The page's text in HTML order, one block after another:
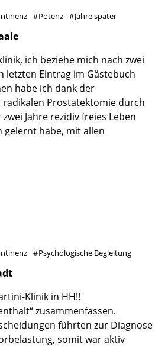
werden soll und wozu das
ein Thema werden und
etwas gefunden was mir
sich unendlich Mühe. Mein
Prof. Dr. Steuber.
Potenz Jahre später
ich beziehe mich nach zwei
letzten Eintrag im Gästebuch
habe ich dank der
Prostatektomie durch
Jahre rezidiv freies Leben
gelernt habe, mit allen
wie lokal begrenztem
Erektionsschwäche in sehr
keine
beruflichen Tätigkeit und für
Heilungserfolge.
Psychologische Begleitung
Klinik in HH!!
zusammenfassen.
führten zur Diagnose
somit war aktiv